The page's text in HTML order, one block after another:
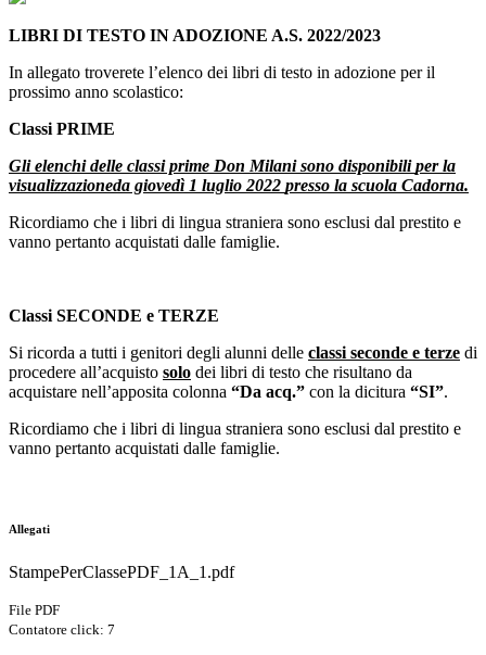
LIBRI DI TESTO IN ADOZIONE A.S. 2022/2023
In allegato troverete l’elenco dei libri di testo in adozione per il
prossimo anno scolastico:
Classi PRIME
Gli elenchi delle classi prime Don Milani sono disponibiliper la
visualizzazioneda giovedì 1 luglio 2022 presso la scuola Cadorna.
Ricordiamo che i libri di lingua straniera sono esclusi dal prestito e
vanno pertanto acquistati dalle famiglie.
Classi SECONDE e TERZE
Si ricorda a tutti i genitori degli alunni delle classi seconde e terze di
procedere all’acquisto solo dei libri di testo che risultano da
acquistare nell’apposita colonna “Da acq.” con la dicitura “SI”.
Ricordiamo che i libri di lingua straniera sono esclusi dal prestito e
vanno pertanto acquistati dalle famiglie.
Allegati
StampePerClassePDF_1A_1.pdf
File PDF
Contatore click: 7